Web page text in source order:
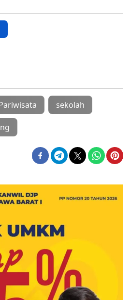
sekolah